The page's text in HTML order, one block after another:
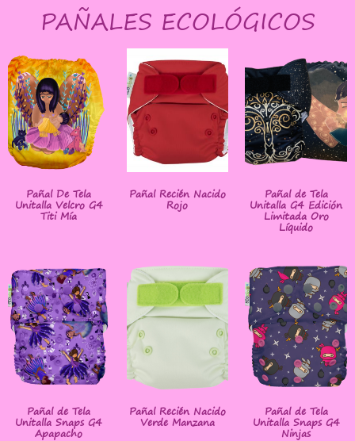
PAÑALES ECOLÓGICOS
Pañal De Tela
Unitalla Velcro G4
Titi Mía
Pañal Recién Nacido
Rojo
Pañal de Tela
Unitalla G4 Edición
Limitada Oro
Líquido
Pañal de Tela
Unitalla Snaps G4
Apapacho
Pañal Recién Nacido
Verde Manzana
Pañal de Tela
Unitalla Snaps G4
Ninjas